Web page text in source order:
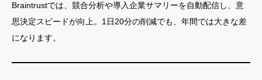
Braintrustでは、競合分析や導入企業サマリーを自動配信し、意
思決定スピードが向上。1日20分の削減でも、年間では大きな差
になります。